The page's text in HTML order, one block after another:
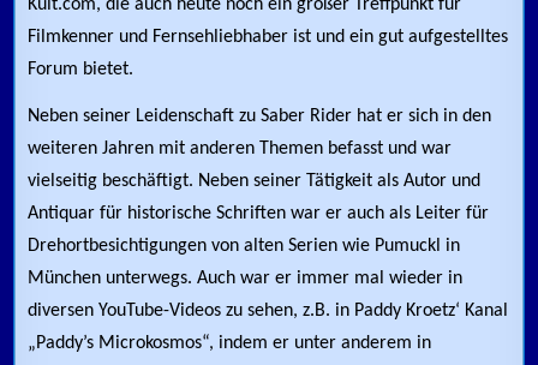
Kult.com, die auch heute noch ein großer Treffpunkt für
Filmkenner und Fernsehliebhaber ist und ein gut aufgestelltes
Forum bietet.
Neben seiner Leidenschaft zu Saber Rider hat er sich in den
weiteren Jahren mit anderen Themen befasst und war
vielseitig beschäftigt. Neben seiner Tätigkeit als Autor und
Antiquar für historische Schriften war er auch als Leiter für
Drehortbesichtigungen von alten Serien wie Pumuckl in
München unterwegs. Auch war er immer mal wieder in
diversen YouTube-Videos zu sehen, z.B. in Paddy Kroetz‘ Kanal
„Paddy’s Microkosmos“, indem er unter anderem in